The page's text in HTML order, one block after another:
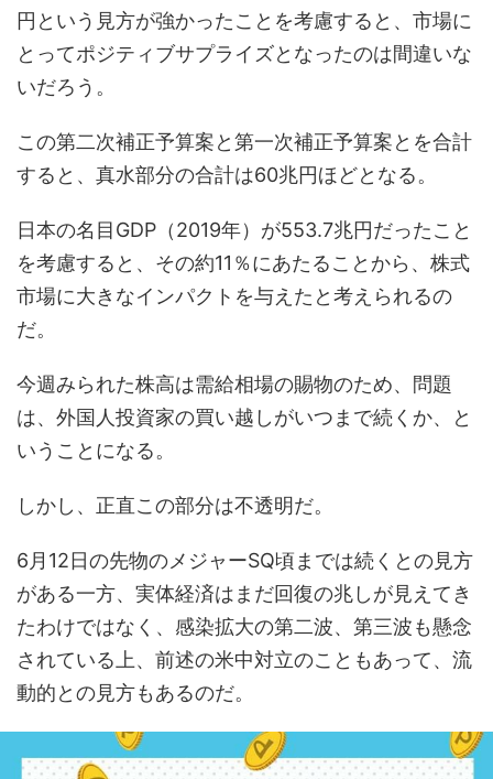
円という見方が強かったことを考慮すると、市場に
とってポジティブサプライズとなったのは間違いな
いだろう。
この第二次補正予算案と第一次補正予算案とを合計
すると、真水部分の合計は60兆円ほどとなる。
日本の名目GDP（2019年）が553.7兆円だったこと
を考慮すると、その約11％にあたることから、株式
市場に大きなインパクトを与えたと考えられるの
だ。
今週みられた株高は需給相場の賜物のため、問題
は、外国人投資家の買い越しがいつまで続くか、と
いうことになる。
しかし、正直この部分は不透明だ。
6月12日の先物のメジャーSQ頃までは続くとの見方
がある一方、実体経済はまだ回復の兆しが見えてき
たわけではなく、感染拡大の第二波、第三波も懸念
されている上、前述の米中対立のこともあって、流
動的との見方もあるのだ。